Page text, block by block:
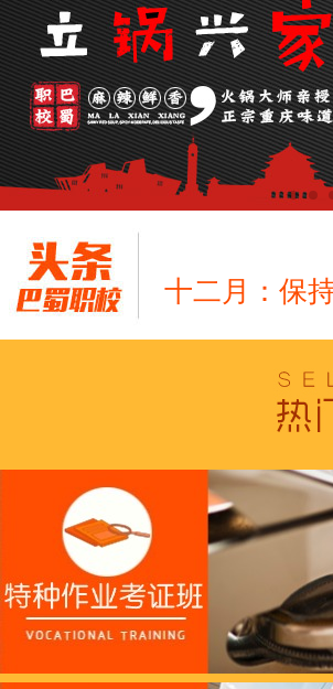
浓浓端午情
这个春天，
养老护理
浓浓端午情
这个春天，
养老护理
十二月：保
跟“emo”说